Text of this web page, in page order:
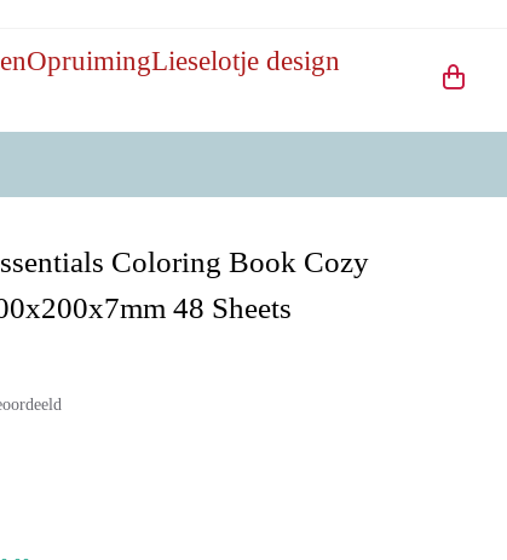
OpruimingLieselotje design
Coloring Book Cozy
48 Sheets